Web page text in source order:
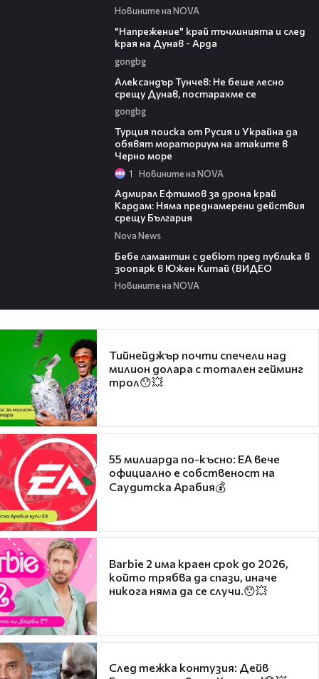
Новините на NOVA
"Напрежение" край тъчлинията и след
края на Дунав - Арда
gongbg
Александър Тунчев: Не беше лесно
срещу Дунав, постарахме се
gongbg
Турция поиска от Русия и Украйна да
обявят мораториум на атаките в
Черно море
1 Новините на NOVA
Адмирал Ефтимов за дрона край
Кардам: Няма преднамерени действия
срещу България
Nova News
Бебе ламантин с дебют пред публика в
зоопарк в Южен Китай (ВИДЕО
Новините на NOVA
Тийнейджър почти спечели над
милион долара с тотален гейминг
трол😯💥
55 милиарда по-късно: EA вече
официално е собственост на
Саудитска Арабия💰
Barbie 2 има краен срок до 2026,
който трябва да спази, иначе
никога няма да се случи.😯💥
След тежка контузия: Дейв